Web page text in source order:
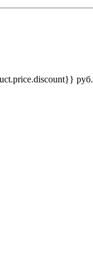
руб.